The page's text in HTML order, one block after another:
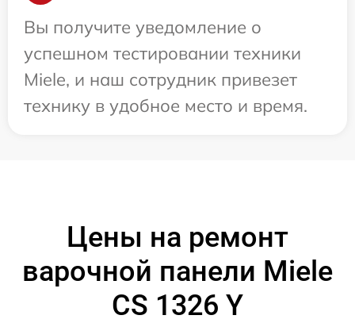
Вы получите уведомление о
успешном тестировании техники
Miele, и наш сотрудник привезет
технику в удобное место и время.
Цены на ремонт
варочной панели Miele
CS 1326 Y